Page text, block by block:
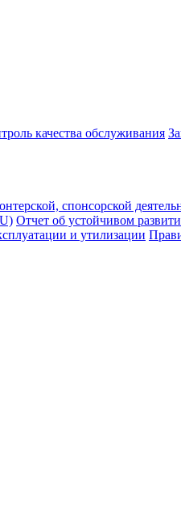
качества обслуживания
спонсорской
Отчет об устойчивом
и утилизации